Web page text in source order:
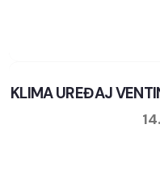
KLIMA UREĐAJ